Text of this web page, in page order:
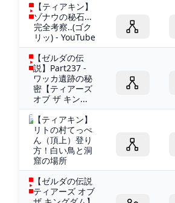
【ティアキン】
ゾナウの秘石...
完全考察..(ゴク
リッ) - YouTube
【ゼルダの伝
説】Part237 -
ワッカ遺跡の秘
密【ティアーズ
オブ ザ キン...
【ティアキン】
リトの村てっぺ
ん（頂上）登り
方！白い鳥と洞
窟の場所
【ゼルダの伝説
ティアーズ オブ